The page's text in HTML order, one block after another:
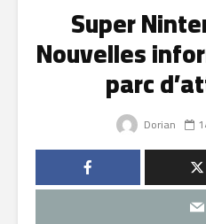
Super
Nouvelles
parc
Dorian